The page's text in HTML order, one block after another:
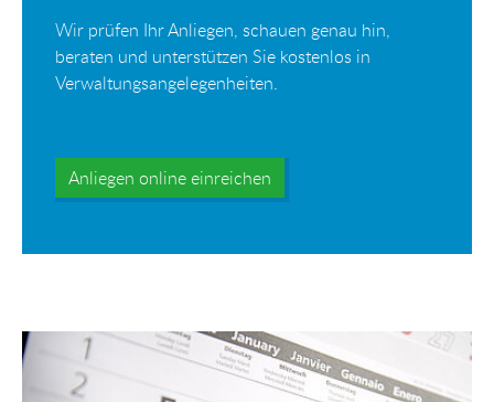
Wir prüfen Ihr Anliegen, schauen genau hin,
beraten und unterstützen Sie kostenlos in
Verwaltungsangelegenheiten.
Anliegen online einreichen